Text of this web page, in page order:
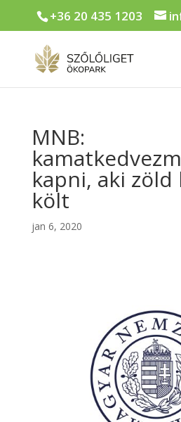
+36 20 435 1203
MNB:
kapni, aki zöld
költ
jan 6, 2020